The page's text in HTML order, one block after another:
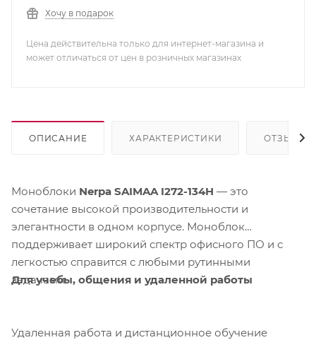
Хочу в подарок
Цена действительна только для интернет-магазина и
может отличаться от цен в розничных магазинах
ОПИСАНИЕ ХАРАКТЕРИСТИКИ ОТЗЫВЫ
Моноблоки Nerpa SAIMAA I272-134H — это
сочетание высокой производительности и
элегантности в одном корпусе. Моноблок
поддерживает широкий спектр офисного ПО и с
легкостью справится с любыми рутинными
задачами.
Для учебы, общения и удаленной работы
Удаленная работа и дистанционное обучение